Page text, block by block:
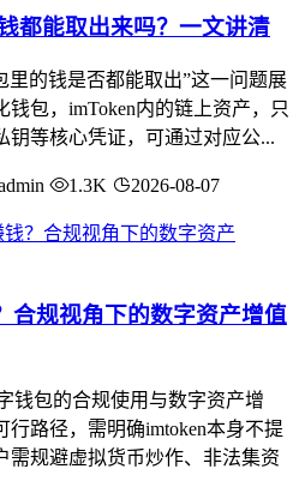
都能取出来吗？一文讲清
里的钱是否都能取出”这一问题展
包，imToken内的链上资产，只
钥等核心凭证，可通过对应公...
1.3K 2026-08-07
合规视角下的数字资产增值
钱包的合规使用与数字资产增
行路径，需明确imtoken本身不提
需规避虚拟货币炒作、非法集资